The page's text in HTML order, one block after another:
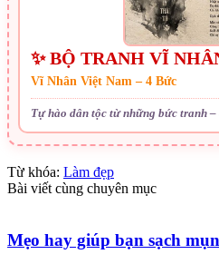
✨ BỘ TRANH VĨ
Vĩ Nhân Việt Nam – 4 Bức
Tự hào dân tộc từ những bức tranh
Từ khóa: Làm đẹp
Bài viết cùng chuyên mục
Mẹo hay giúp bạn sạch